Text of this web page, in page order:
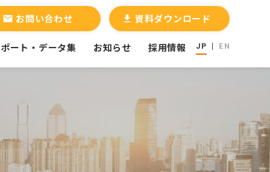
ート・データ集 お知らせ 採用情報 JP EN
email お問い合わせ file_download 資料ダウンロード